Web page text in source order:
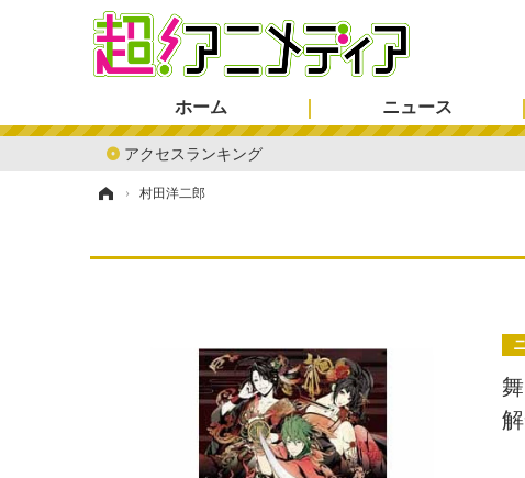
ホーム
アクセスランキング
ニュース
› 村田洋二郎